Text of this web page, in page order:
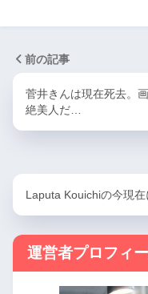
前の記事
菅井きんは現在死去。
絶美人だ…
Laputa Kouichiの今現
運営者プロフィ